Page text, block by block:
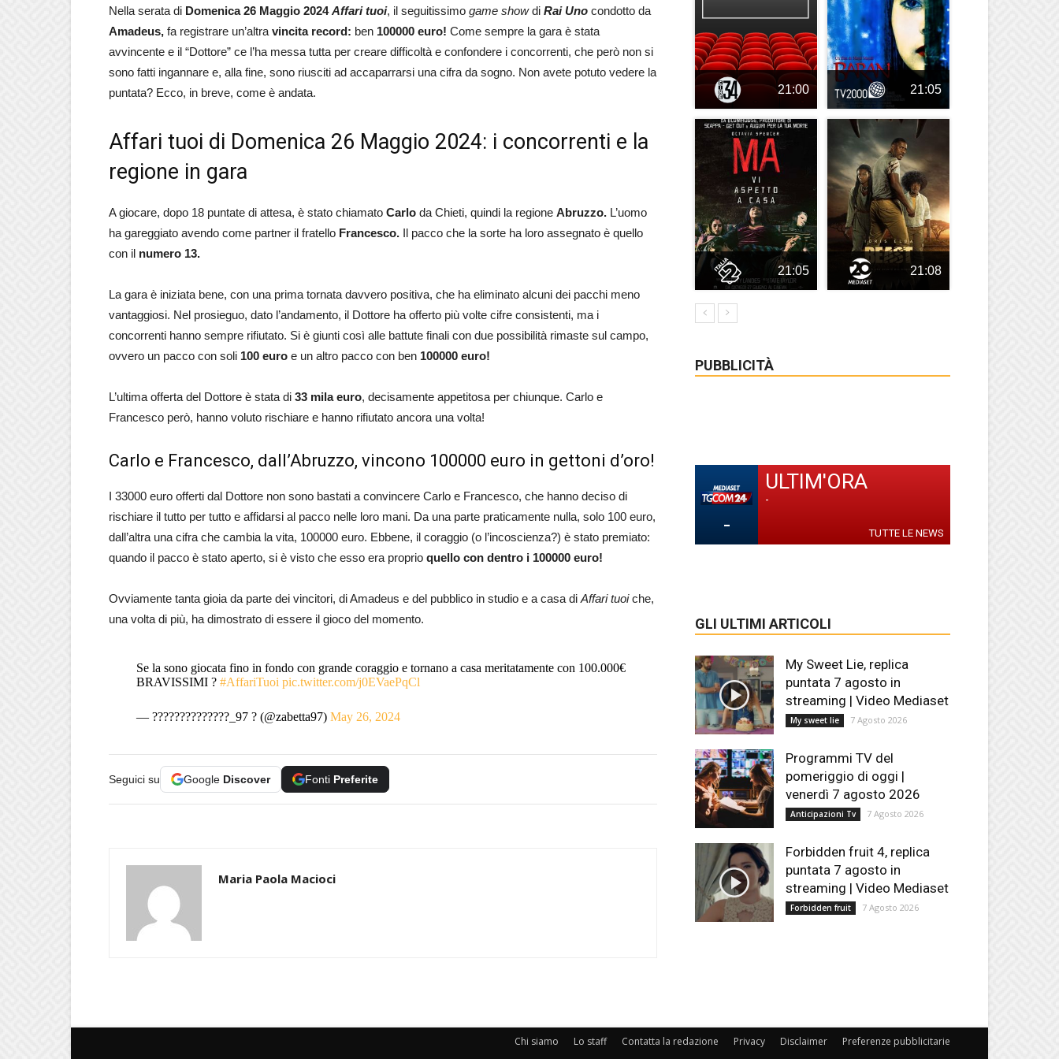
Nella serata di Domenica 26 Maggio 2024Affari tuoi, il seguitissimo game showdi Rai Uno condotto da
Amadeus, fa registrare un’altra vincita record: ben 100000 euro! Come sempre la gara è stata
avvincente e il “Dottore” ce l’ha messa tutta per creare difficoltà e confondere i concorrenti, che però non si
sono fatti ingannare e, alla fine, sono riusciti ad accaparrarsi una cifra da sogno. Non avete potuto vedere la
puntata? Ecco, in breve, come è andata.
Affari tuoi di Domenica 26 Maggio 2024: i concorrenti e la
regione in gara
A giocare, dopo 18 puntate di attesa, è stato chiamato Carlo da Chieti, quindi la regione Abruzzo. L’uomo
ha gareggiato avendo come partner il fratello Francesco. Il pacco che la sorte ha loro assegnato è quello
con il numero 13.
La gara è iniziata bene, con una prima tornata davvero positiva, che ha eliminato alcuni dei pacchi meno
vantaggiosi. Nel prosieguo, dato l’andamento, il Dottore ha offerto più volte cifre consistenti, ma i
concorrenti hanno sempre rifiutato. Si è giunti così alle battute finali con due possibilità rimaste sul campo,
ovvero un pacco con soli 100 euro e un altro pacco con ben 100000 euro!
L’ultima offerta del Dottore è stata di 33 mila euro, decisamente appetitosa per chiunque. Carlo e
Francesco però, hanno voluto rischiare e hanno rifiutato ancora una volta!
Carlo e Francesco, dall’Abruzzo, vincono 100000 euro in gettoni d’oro!
I 33000 euro offerti dal Dottore non sono bastati a convincere Carlo e Francesco, che hanno deciso di
rischiare il tutto per tutto e affidarsi al pacco nelle loro mani. Da una parte praticamente nulla, solo 100 euro,
dall’altra una cifra che cambia la vita, 100000 euro. Ebbene, il coraggio (o l’incoscienza?) è stato premiato:
quando il pacco è stato aperto, si è visto che esso era proprio quello con dentro i 100000 euro!
Ovviamente tanta gioia da parte dei vincitori, di Amadeus e del pubblico in studio e a casa di Affari tuoiche,
una volta di più, ha dimostrato di essere il gioco del momento.
Se la sono giocata fino in fondo con grande coraggio e tornano a casa meritatamente con 100.000€
BRAVISSIMI ? #AffariTuoi pic.twitter.com/j0EVaePqCl
— ??????????????_97 ? (@zabetta97) May 26, 2024
Seguici su Google Discover Fonti Preferite
Maria Paola Macioci
21:00 21:05
21:05 21:08
PUBBLICITÀ
-
ULTIM'ORA
-
TUTTE LE NEWS
GLI ULTIMI ARTICOLI
My Sweet Lie, replica
puntata 7 agosto in
streaming | Video Mediaset
My sweet lie 7 Agosto 2026
Programmi TV del
pomeriggio di oggi |
venerdì 7 agosto 2026
Anticipazioni Tv 7 Agosto 2026
Forbidden fruit 4, replica
puntata 7 agosto in
streaming | Video Mediaset
Forbidden fruit 7 Agosto 2026
Chi siamo Lo staff Contatta la redazione Privacy Disclaimer Preferenze pubblicitarie